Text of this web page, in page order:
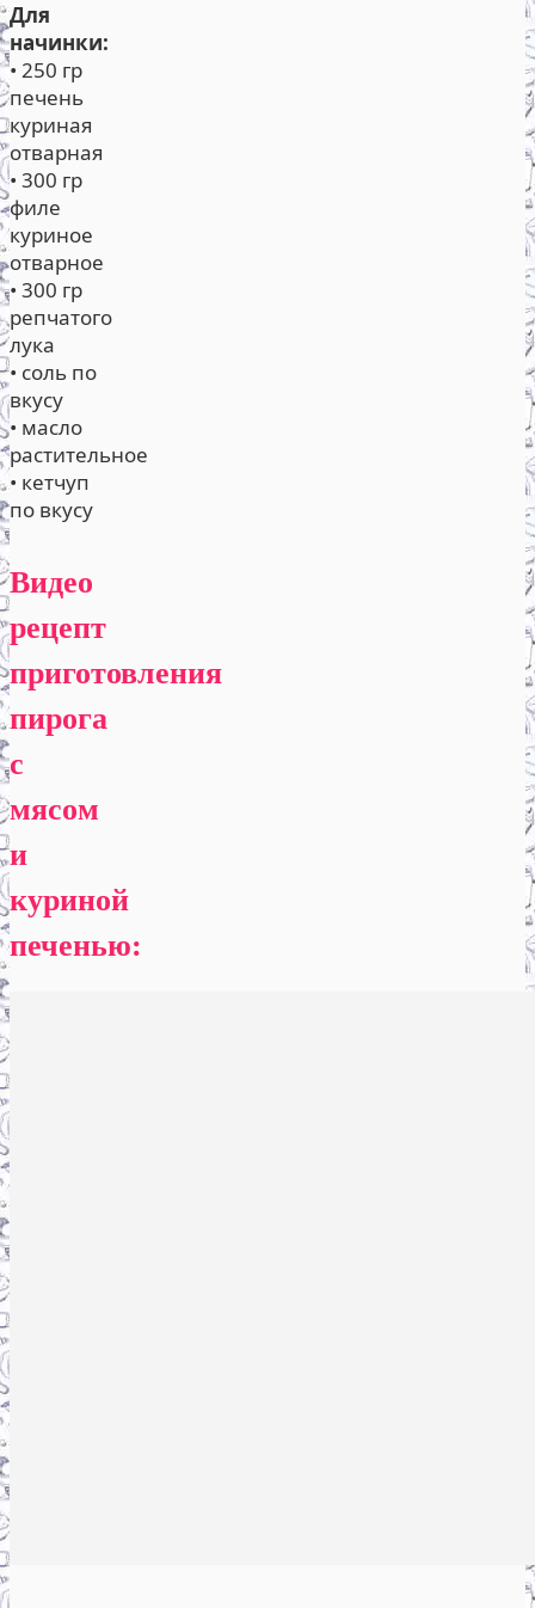
Для
начинки:
• 250 гр
печень
куриная
отварная
• 300 гр
филе
куриное
отварное
• 300 гр
репчатого
лука
• соль по
вкусу
• масло
растительное
• кетчуп
по вкусу
Видео
рецепт
приготовления
пирога
с
мясом
и
куриной
печенью: